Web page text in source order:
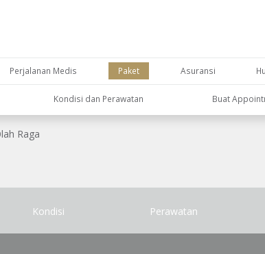
Perjalanan Medis Paket Asuransi
Kondisi dan Perawatan Buat
Raga
Kondisi Perawatan